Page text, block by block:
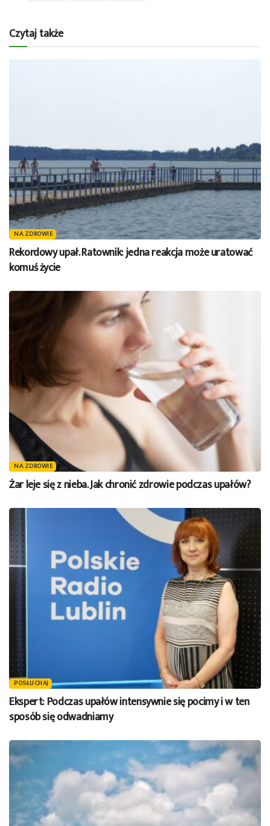
Czytaj także
NA ZDROWIE
Rekordowy upał. Ratownik: jedna reakcja może uratować
komuś życie
NA ZDROWIE
Żar leje się z nieba. Jak chronić zdrowie podczas upałów?
POSŁUCHAJ
Ekspert: Podczas upałów intensywnie się pocimy i w ten
sposób się odwadniamy